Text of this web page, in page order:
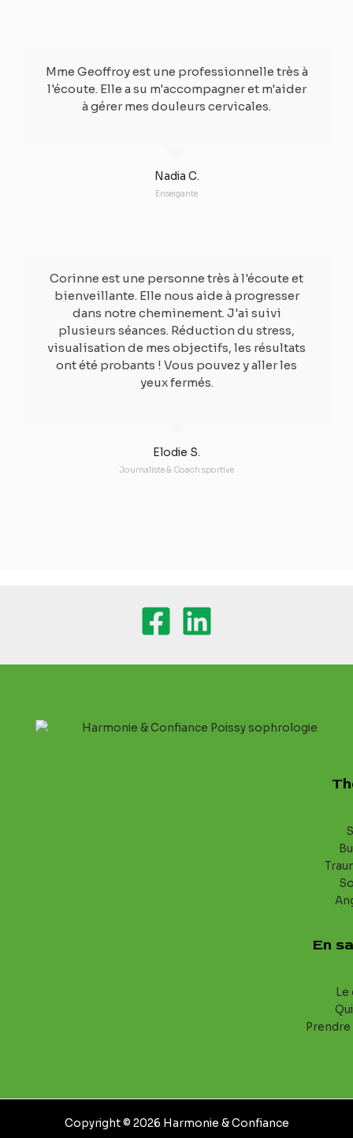
Nadia C.
Enseigante
Mme Geoffroy est une professionnelle très à
l'écoute. Elle a su m'accompagner et m'aider
à gérer mes douleurs cervicales.​
Elodie S.
Journaliste & Coach sportive
Corinne est une personne très à l'écoute et
bienveillante. Elle nous aide à progresser
dans notre cheminement. J'ai suivi
plusieurs séances. Réduction du stress,
visualisation de mes objectifs, les résultats
ont été probants ! Vous pouvez y aller les
yeux fermés.​
En
Copyright © 2026 Harmonie & Confiance